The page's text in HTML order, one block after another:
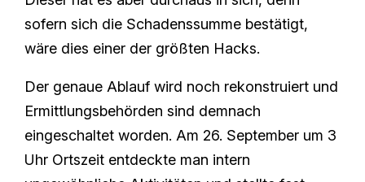
sofern sich die Schadenssumme bestätigt,
wäre dies einer der größten Hacks.
Der genaue Ablauf wird noch rekonstruiert und
Ermittlungsbehörden sind demnach
eingeschaltet worden. Am 26. September um 3
Uhr Ortszeit entdeckte man intern